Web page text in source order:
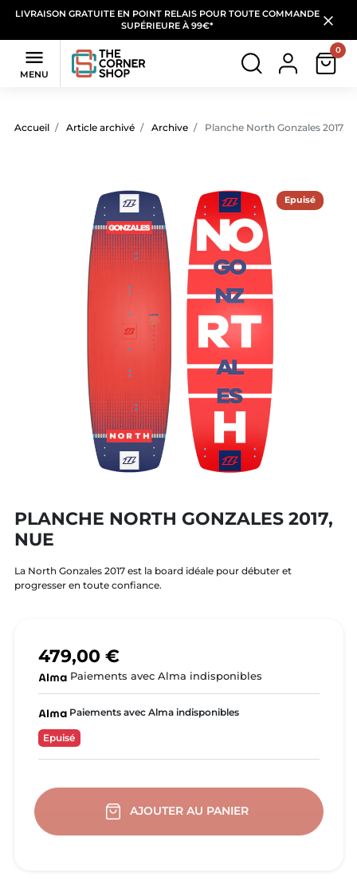
LIVRAISON GRATUITE EN POINT RELAIS POUR TOUTE COMMANDE
SUPÉRIEURE À 99€*

MENU
0
Accueil Article archivé Archive Planche North Gonzales 2017,
Epuisé
PLANCHE NORTH GONZALES 2017,
NUE
La North Gonzales 2017 est la board idéale pour débuter et
progresser en toute confiance.
479,00 €
Paiements avec Alma indisponibles
Paiements avec Alma indisponibles
Epuisé
AJOUTER AU PANIER